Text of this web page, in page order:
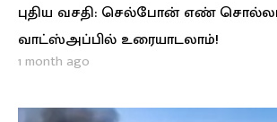
புதிய வசதி: செல்போன் எண்
வாட்ஸ்அப்பில் உரையாடலாம்!
1 month ago